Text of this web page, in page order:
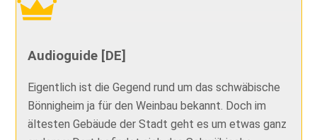
Audioguide [DE]
Eigentlich ist die Gegend rund um das schwäbische
Bönnigheim ja für den Weinbau bekannt. Doch im
ältesten Gebäude der Stadt geht es um etwas ganz